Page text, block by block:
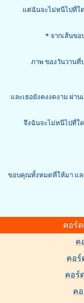
แต่ฉันจะไม่หนีไปที่ใ
* จากเส้นขอ
ภาพ ของวันวานที่
และเธอยังคงงดงาม ผ่า
จึงฉันจะไม่หนีไปที่ใ
ขอบคุณทั้งหมดที่ให้มา แล
คอร์ด
ค
คอร์
คอร์
ค